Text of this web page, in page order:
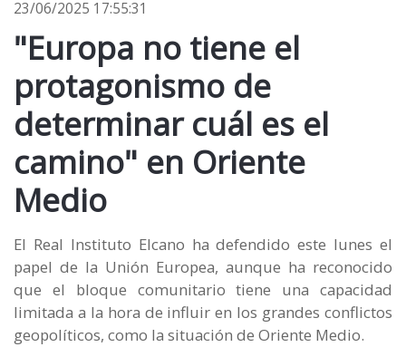
23/06/2025 17:55:31
"Europa no tiene el
protagonismo de
determinar cuál es el
camino" en Oriente
Medio
El Real Instituto Elcano ha defendido este lunes el
papel de la Unión Europea, aunque ha reconocido
que el bloque comunitario tiene una capacidad
limitada a la hora de influir en los grandes conflictos
geopolíticos, como la situación de Oriente Medio.